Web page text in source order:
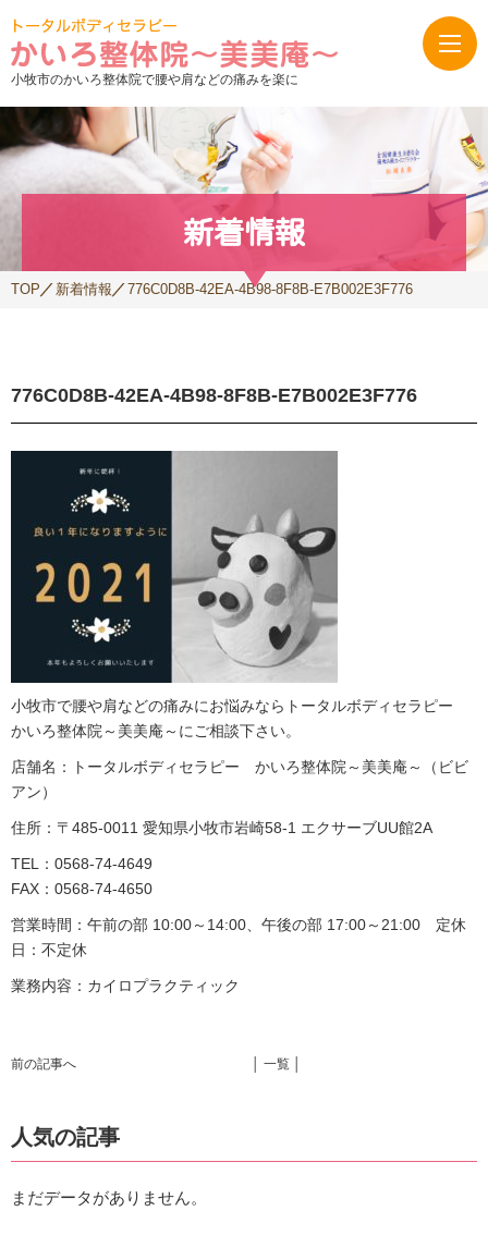
小牧市のかいろ整体院で腰や肩などの痛みを楽に
新着情報
TOP 新着情報 776C0D8B-42EA-4B98-8F8B-E7B002E3F776
776C0D8B-42EA-4B98-8F8B-E7B002E3F776
小牧市で腰や肩などの痛みにお悩みならトータルボディセラピー
かいろ整体院～美美庵～にご相談下さい。
店舗名：トータルボディセラピー かいろ整体院～美美庵～（ビビ
アン）
住所：〒485-0011 愛知県小牧市岩崎58-1 エクサーブUU館2A
TEL：0568-74-4649
FAX：0568-74-4650
営業時間：午前の部 10:00～14:00、午後の部 17:00～21:00 定休
日：不定休
業務内容：カイロプラクティック
前の記事へ │ 一覧 │
人気の記事
まだデータがありません。